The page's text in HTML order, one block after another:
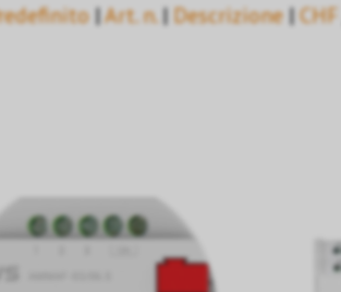
|Art. n.|Descrizione|CHF